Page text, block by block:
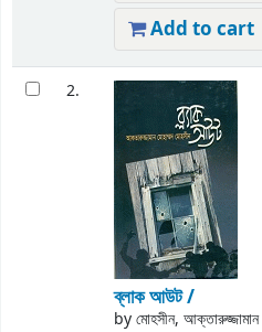
Add to cart
2.
ব্লাক আউট /
byমোহসীন,